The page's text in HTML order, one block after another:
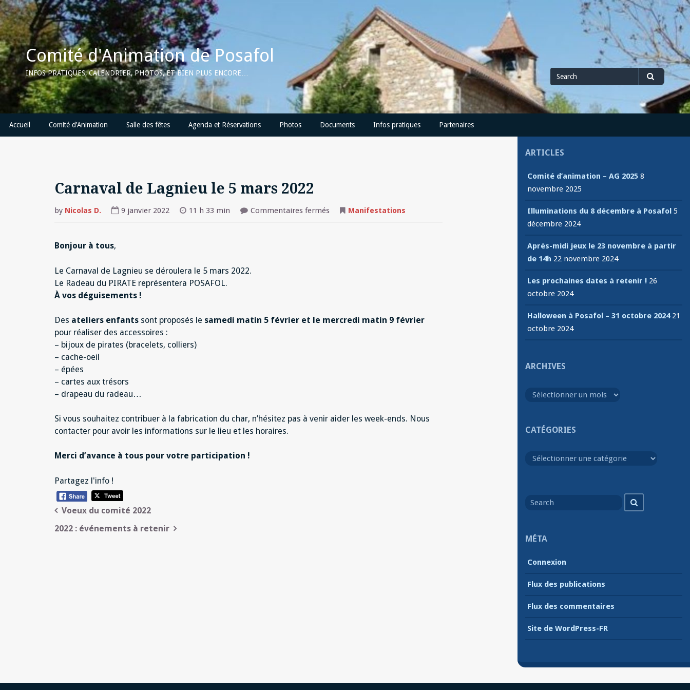
Skip
to
content
Comité d'Animation de Posafol
INFOS PRATIQUES, CALENDRIER, PHOTOS, ET BIEN PLUS ENCORE…
Search
for
Search
Accueil Comité d’Animation Salle des fêtes Agenda et Réservations Photos Documents Infos pratiques Partenaires
Carnaval de Lagnieu le 5 mars 2022
by Nicolas D. 9 janvier 2022 11 h 33 min Commentaires ferméssur Manifestations
Bonjour à tous,
Le Carnaval de Lagnieu se déroulera le 5 mars 2022.
Le Radeau du PIRATE représentera POSAFOL.
À vos déguisements !
Des ateliers enfantssont proposés le samedi matin 5 février et le mercredi matin 9 février
pour réaliser des accessoires :
– bijoux de pirates (bracelets, colliers)
– cache-oeil
– épées
– cartes aux trésors
– drapeau du radeau…
Si vous souhaitez contribuer à la fabrication du char, n’hésitez pas à venir aider les week-ends. Nous
contacter pour avoir les informations sur le lieu et les horaires.
Merci d’avance à tous pour votre participation !
Partagez l'info !
Navigation
de
Voeux du comité 2022
2022 : événements à retenir
ARTICLES
Comité d’animation – AG 2025 8
novembre 2025
Illuminations du 8 décembre à Posafol 5
décembre 2024
Après-midi jeux le 23 novembre à partir
de 14h 22 novembre 2024
Les prochaines dates à retenir ! 26
octobre 2024
Halloween à Posafol – 31 octobre 2024 21
octobre 2024
ARCHIVES
CATÉGORIES
for
MÉTA
Connexion
Flux des publications
Flux des commentaires
Site de WordPress-FR